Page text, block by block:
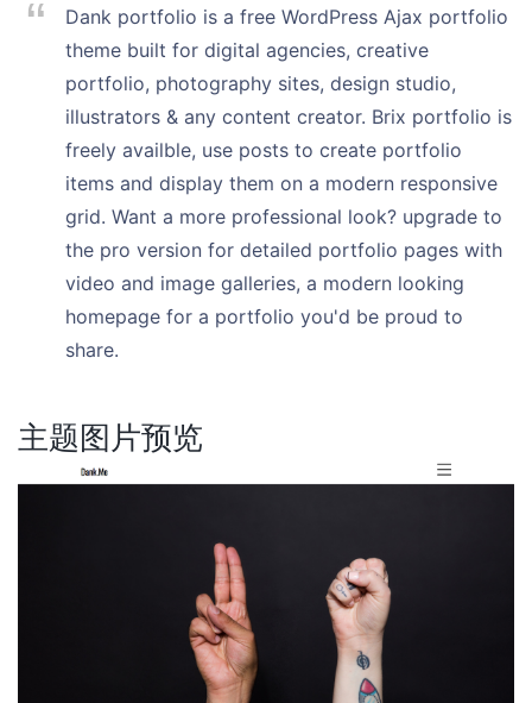
Dank portfolio is a free WordPress Ajax portfolio
theme built for digital agencies, creative
portfolio, photography sites, design studio,
illustrators & any content creator. Brix portfolio is
freely availble, use posts to create portfolio
items and display them on a modern responsive
grid. Want a more professional look? upgrade to
the pro version for detailed portfolio pages with
video and image galleries, a modern looking
homepage for a portfolio you'd be proud to
share.
主题图片预览